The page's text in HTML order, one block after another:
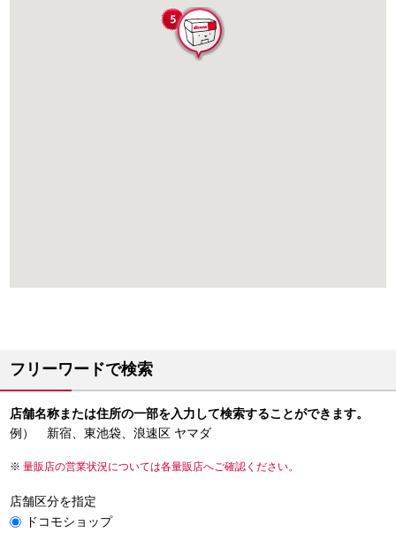
フリーワードで検索
店舗名称または住所の一部を入力して検索することができます。
例） 新宿、東池袋、浪速区 ヤマダ
量販店の営業状況については各量販店へご確認ください。
店舗区分を指定
ドコモショップ